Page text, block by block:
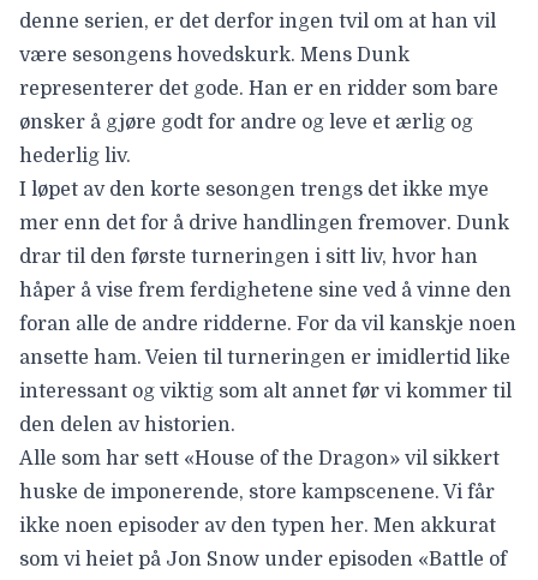
denne serien, er det derfor ingen tvil om at han vil
være sesongens hovedskurk. Mens Dunk
representerer det gode. Han er en ridder som bare
ønsker å gjøre godt for andre og leve et ærlig og
hederlig liv.
I løpet av den korte sesongen trengs det ikke mye
mer enn det for å drive handlingen fremover. Dunk
drar til den første turneringen i sitt liv, hvor han
håper å vise frem ferdighetene sine ved å vinne den
foran alle de andre ridderne. For da vil kanskje noen
ansette ham. Veien til turneringen er imidlertid like
interessant og viktig som alt annet før vi kommer til
den delen av historien.
Alle som har sett «House of the Dragon» vil sikkert
huske de imponerende, store kampscenene. Vi får
ikke noen episoder av den typen her. Men akkurat
som vi heiet på Jon Snow under episoden «Battle of